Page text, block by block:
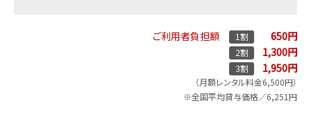
ご利用者負担額 1割 650円
2割 1,300円
3割 1,950円
（月額レンタル料金6,500円）
※全国平均貸与価格／6,251円